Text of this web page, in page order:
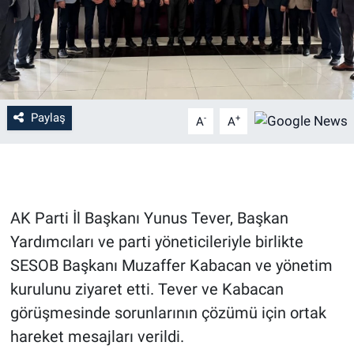
Paylaş A- A+
AK Parti İl Başkanı Yunus Tever, Başkan
Yardımcıları ve parti yöneticileriyle birlikte
SESOB Başkanı Muzaffer Kabacan ve yönetim
kurulunu ziyaret etti. Tever ve Kabacan
görüşmesinde sorunlarının çözümü için ortak
hareket mesajları verildi.